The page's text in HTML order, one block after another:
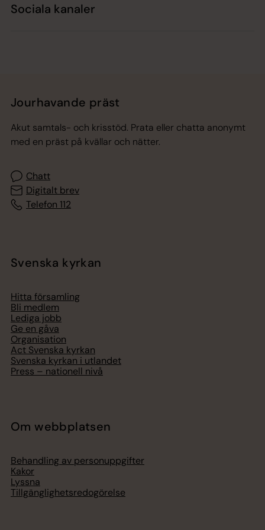
Sociala kanaler
Jourhavande präst
Akut samtals- och krisstöd. Prata eller chatta anonymt
med en präst på kvällar och nätter.
Chatt
Digitalt brev
Telefon 112
Svenska kyrkan
Hitta församling
Bli medlem
Lediga jobb
Ge en gåva
Organisation
Act Svenska kyrkan
Svenska kyrkan i utlandet
Press – nationell nivå
Om webbplatsen
Behandling av personuppgifter
Kakor
Lyssna
Tillgänglighetsredogörelse